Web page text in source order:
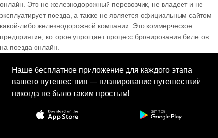
онлайн. Это не железнодорожный перевозчик, не владеет и не
эксплуатирует поезда, а также не является официальным сайтом
какой-либо железнодорожной компании. Это коммерческое
предприятие, которое упрощает процесс бронирования билетов
на поезда онлайн.
Наше бесплатное приложение для каждого этапа
вашего путешествия — планирование путешествий
никогда не было таким простым!